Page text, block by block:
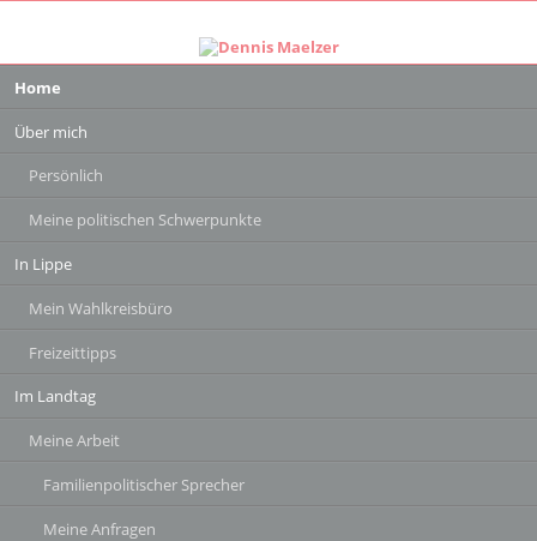
überspringen
Home
Über mich
Persönlich
Meine politischen Schwerpunkte
In Lippe
Mein Wahlkreisbüro
Freizeittipps
Im Landtag
Meine Arbeit
Familienpolitischer Sprecher
Meine Anfragen